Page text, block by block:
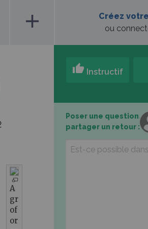
add
Créez
ou
A
gr
of
or
thumb_up Instructif
Poser une question,
partager un retour :